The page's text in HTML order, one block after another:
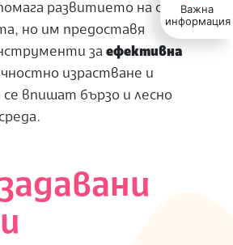
Важна
информация
развитието на социални
но им предоставя
за ефективна
израстване и
впишат бързо и лесно